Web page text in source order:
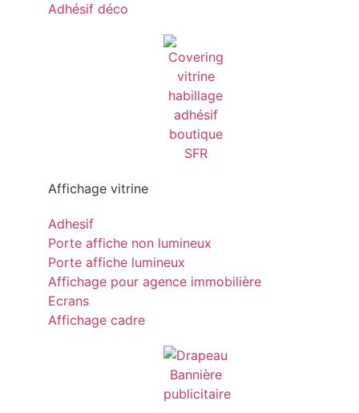
Adhésif déco
Affichage vitrine
Adhesif
Porte affiche non lumineux
Porte affiche lumineux
Affichage pour agence immobilière
Ecrans
Affichage cadre